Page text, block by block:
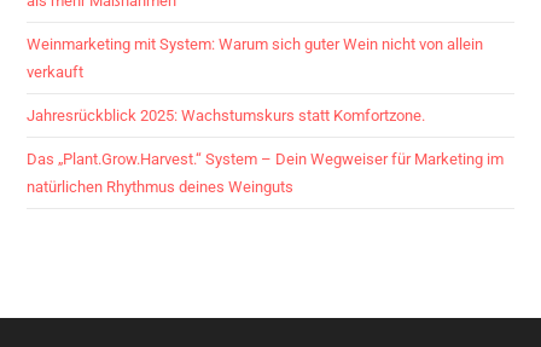
Weinmarketing mit System: Warum sich guter Wein nicht von allein
verkauft
Jahresrückblick 2025: Wachstumskurs statt Komfortzone.
Das „Plant.Grow.Harvest.“ System – Dein Wegweiser für Marketing im
natürlichen Rhythmus deines Weinguts